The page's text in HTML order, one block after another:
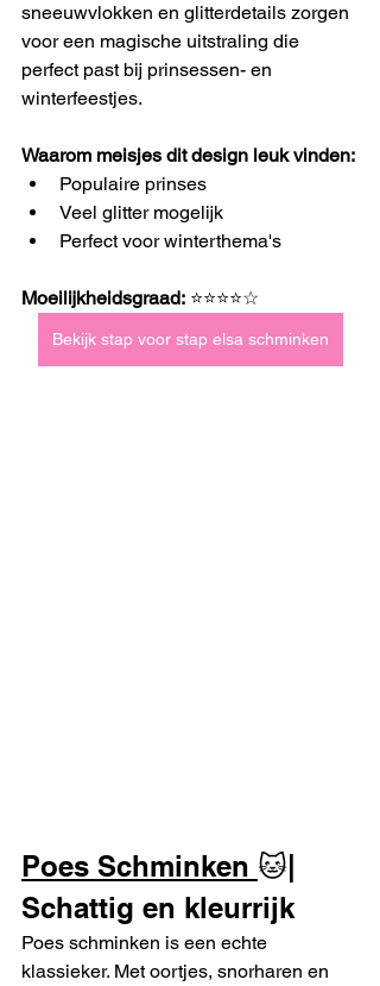
sneeuwvlokken en glitterdetails zorgen
voor een magische uitstraling die
perfect past bij prinsessen- en
winterfeestjes.
Waarom meisjes dit design leuk vinden:
Populaire prinses
Veel glitter mogelijk
Perfect voor winterthema's
Moeilijkheidsgraad: ⭐⭐⭐⭐☆
Bekijk stap voor stap elsa schminken
Poes Schminken 🐱|
Schattig en kleurrijk
Poes schminken is een echte
klassieker. Met oortjes, snorharen en